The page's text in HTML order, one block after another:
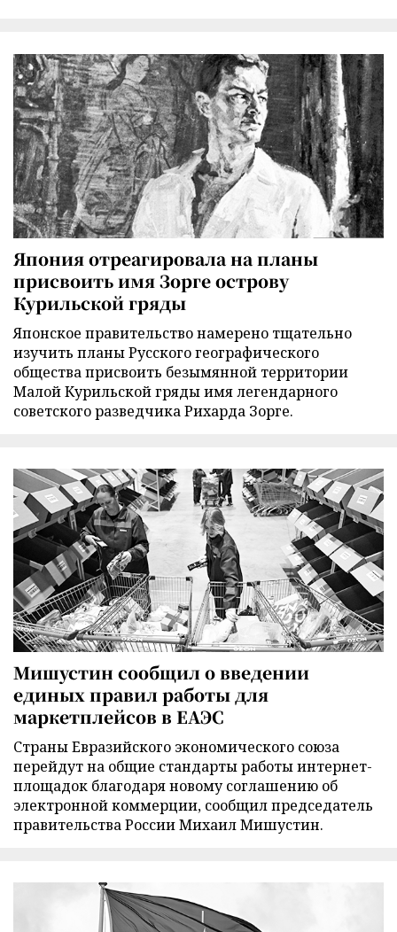
Япония отреагировала на планы
присвоить имя Зорге острову
Курильской гряды
Японское правительство намерено тщательно
изучить планы Русского географического
общества присвоить безымянной территории
Малой Курильской гряды имя легендарного
советского разведчика Рихарда Зорге.
Мишустин сообщил о введении
единых правил работы для
маркетплейсов в ЕАЭС
Страны Евразийского экономического союза
перейдут на общие стандарты работы интернет-
площадок благодаря новому соглашению об
электронной коммерции, сообщил председатель
правительства России Михаил Мишустин.